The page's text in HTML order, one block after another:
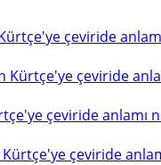
çeviride
Kürtçe'ye çeviride
çeviride anlamı
çeviride